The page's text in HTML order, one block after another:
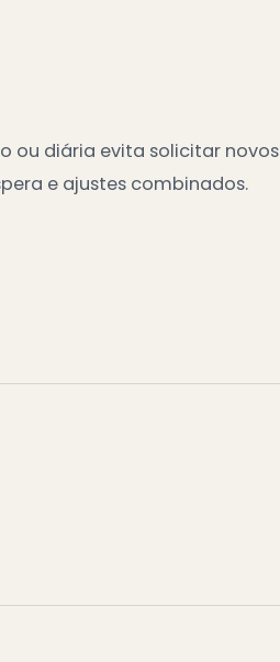
ou diária evita solicitar novos
e ajustes combinados.